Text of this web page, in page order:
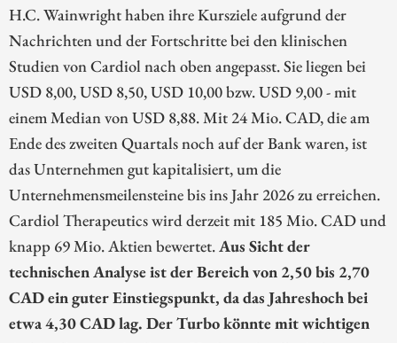
H.C. Wainwright haben ihre Kursziele aufgrund der
Nachrichten und der Fortschritte bei den klinischen
Studien von Cardiol nach oben angepasst. Sie liegen bei
USD 8,00, USD 8,50, USD 10,00 bzw. USD 9,00 - mit
einem Median von USD 8,88. Mit 24 Mio. CAD, die am
Ende des zweiten Quartals noch auf der Bank waren, ist
das Unternehmen gut kapitalisiert, um die
Unternehmensmeilensteine bis ins Jahr 2026 zu erreichen.
Cardiol Therapeutics wird derzeit mit 185 Mio. CAD und
knapp 69 Mio. Aktien bewertet.Aus Sicht der
technischen Analyse ist der Bereich von 2,50 bis 2,70
CAD ein guter Einstiegspunkt, da das Jahreshoch bei
etwa 4,30 CAD lag. Der Turbo könnte mit wichtigen